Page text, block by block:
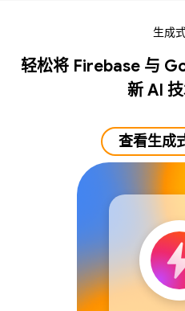
生成
轻松将 Firebase 与
新 AI
查看生成